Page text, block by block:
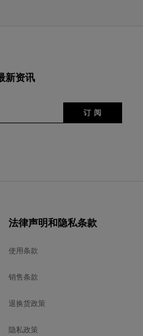
新资讯
订 阅
法律声明和隐私条款
使用条款
销售条款
退换货政策
隐私政策